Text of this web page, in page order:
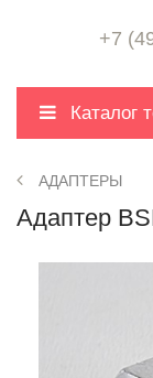
+7
Каталог
АДАПТЕРЫ
Адаптер